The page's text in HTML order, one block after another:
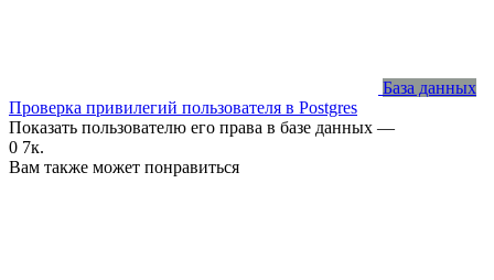
База данных
Проверка привилегий пользователя в Postgres
Показать пользователю его права в базе данных —
0 7к.
Вам также может понравиться